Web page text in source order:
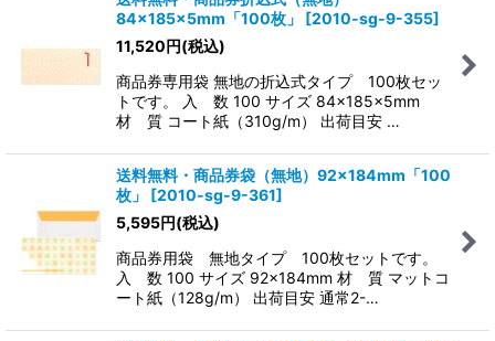
84×185×5mm「100枚」
[2010-sg-9-355]
11,520円(税込)
商品券専用袋 無地の折込式タイプ 100枚セッ
トです。 入 数 100 サイズ 84×185×5mm
材 質 コート紙（310g/m） 出荷目安 …
送料無料・商品券袋（無地）92×184mm「100
枚」
[2010-sg-9-361]
5,595円(税込)
商品券用袋 無地タイプ 100枚セットです。
入 数 100 サイズ 92×184mm 材 質 マットコ
ート紙（128g/m） 出荷目安 通常2-…